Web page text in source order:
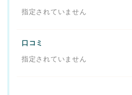
指定されていません
口コミ
指定されていません